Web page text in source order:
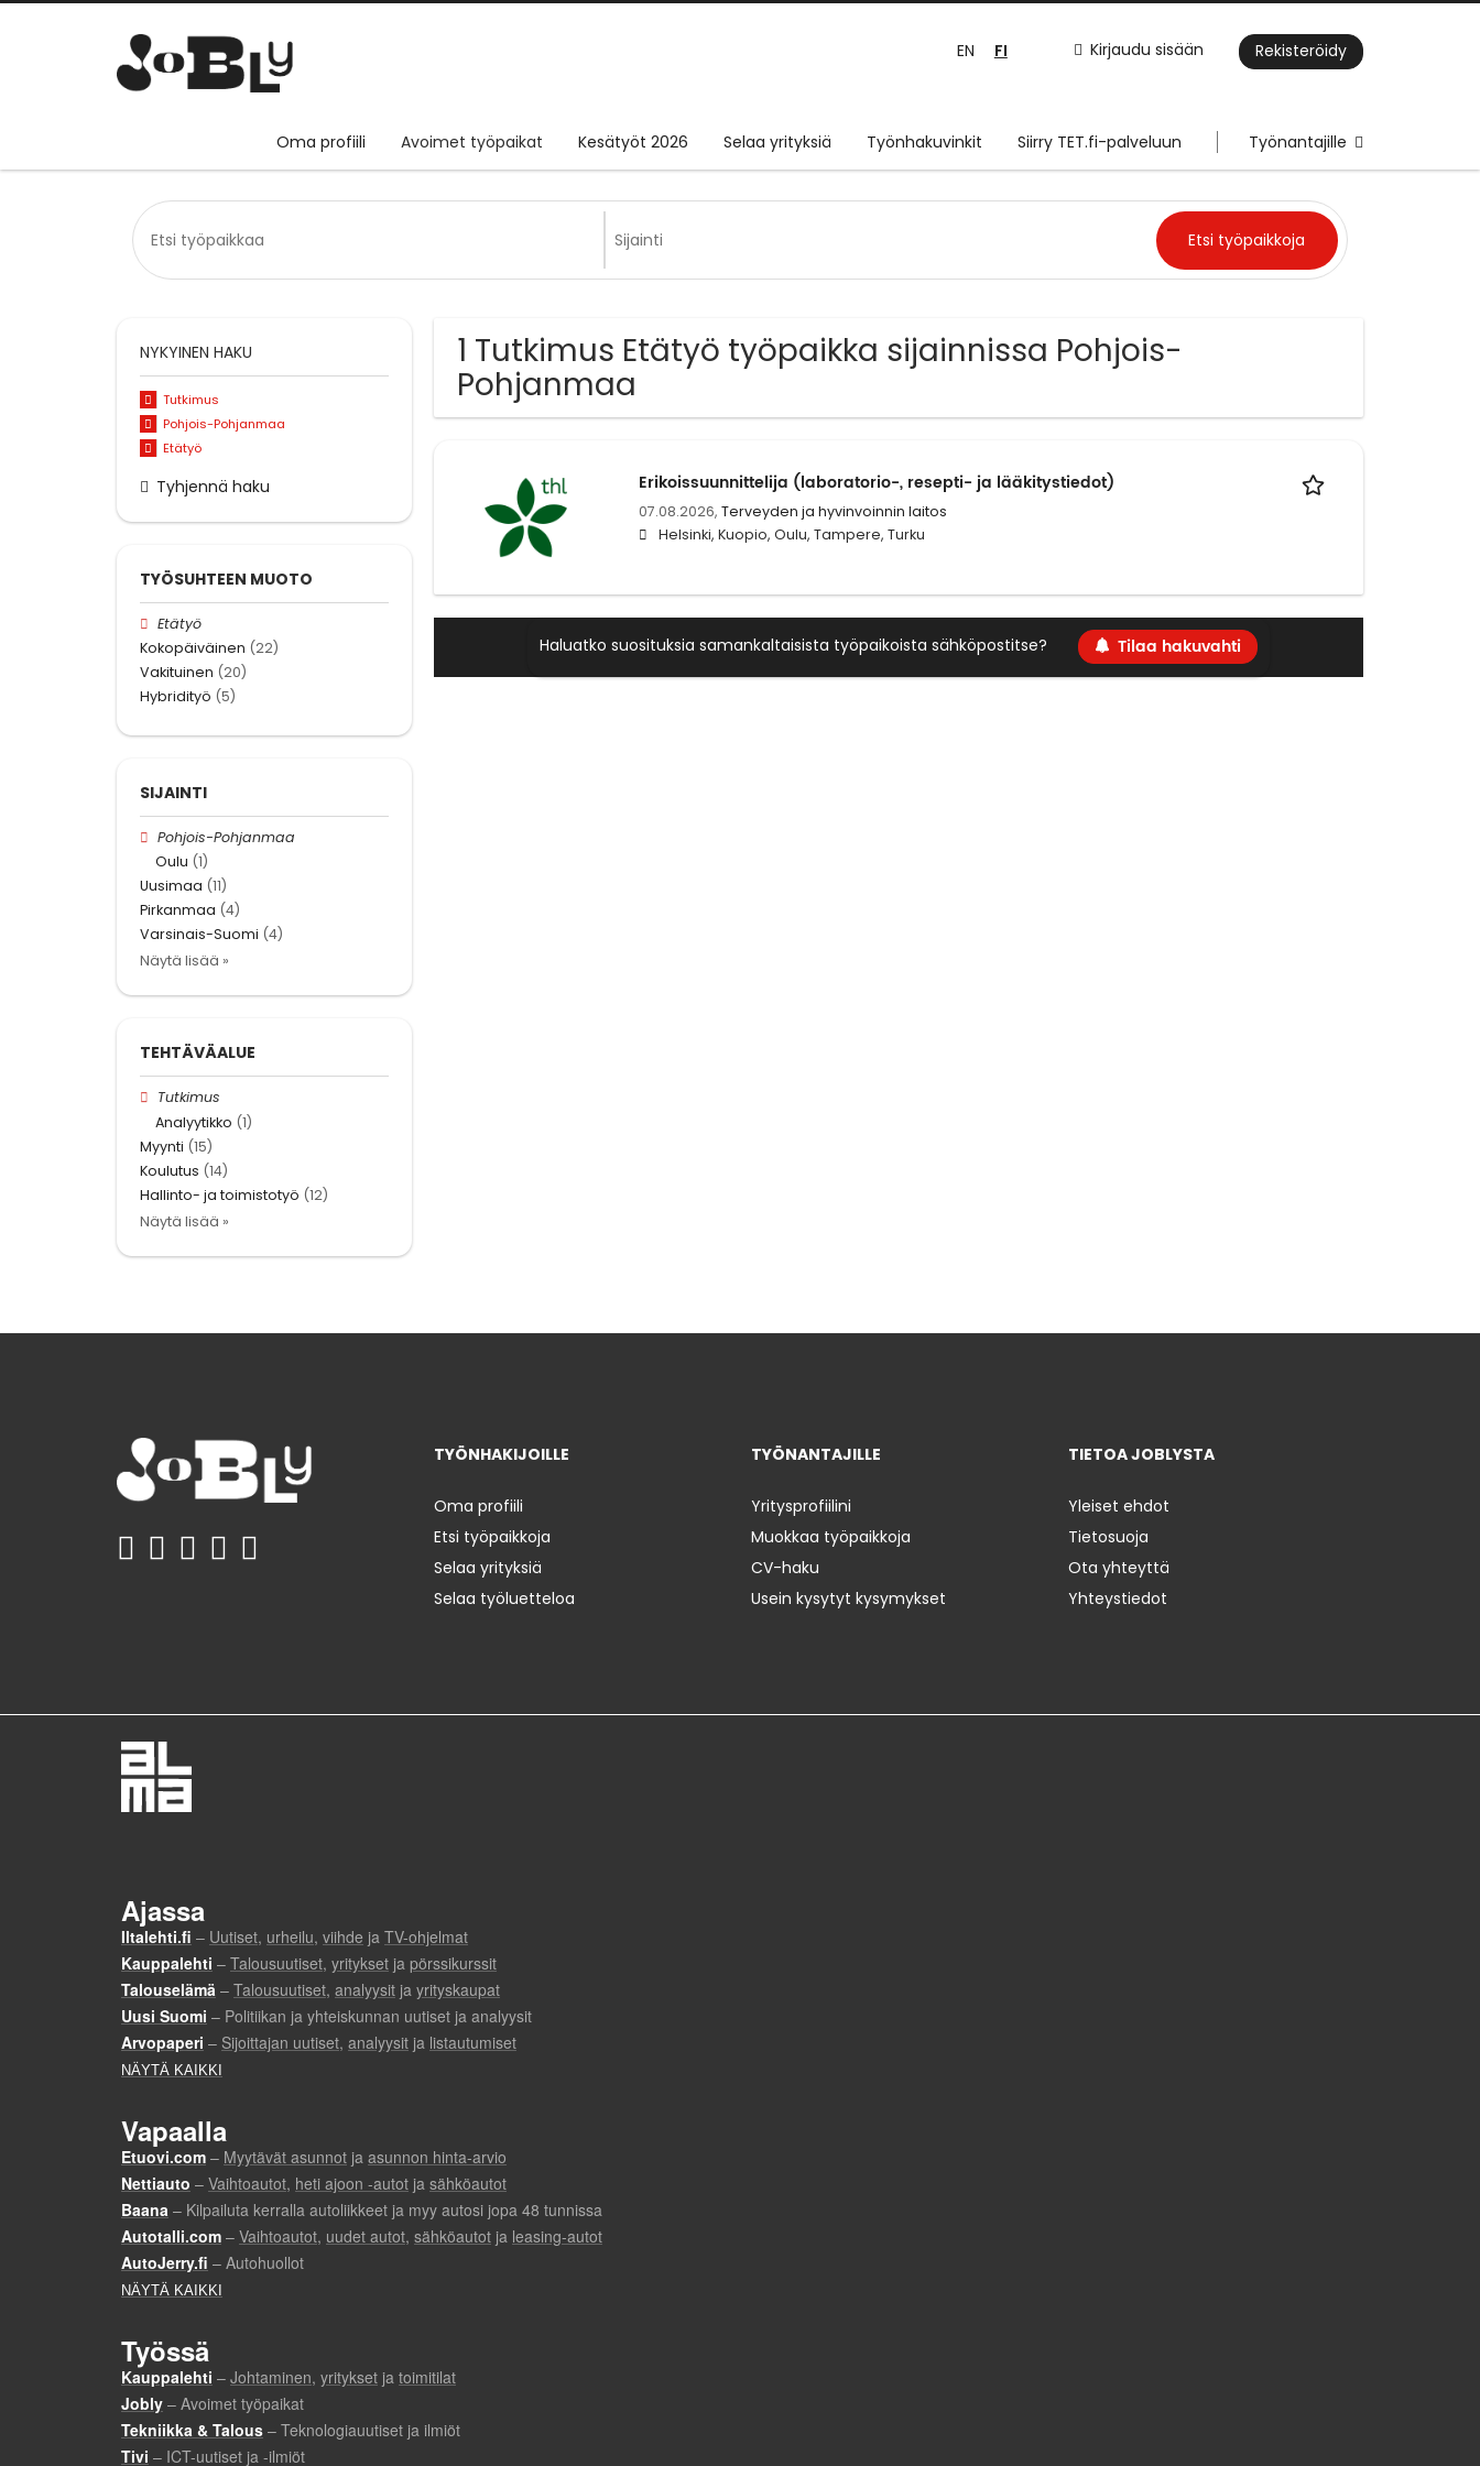
Kirjaudu sisään Rekisteröidy
EN FI
Oma profiili Avoimet työpaikat Kesätyöt 2026 Selaa yrityksiä Työnhakuvinkit Siirry TET.fi-palveluun Työnantajille
1 Tutkimus Etätyö työpaikka sijainnissa Pohjois-
Pohjanmaa
Erikoissuunnittelija (laboratorio-, resepti- ja lääkitystiedot)
07.08.2026, Terveyden ja hyvinvoinnin laitos
Helsinki, Kuopio, Oulu, Tampere, Turku
Haluatko suosituksia samankaltaisista työpaikoista sähköpostitse? Tilaa hakuvahti
NYKYINEN HAKU
Tutkimus
Pohjois-Pohjanmaa
Etätyö
Tyhjennä haku
TYÖSUHTEEN MUOTO
Etätyö
Kokopäiväinen (22)
Vakituinen (20)
Hybridityö (5)
SIJAINTI
Pohjois-Pohjanmaa
Oulu (1)
Uusimaa (11)
Pirkanmaa (4)
Varsinais-Suomi (4)
Näytä lisää »
TEHTÄVÄALUE
Tutkimus
Analyytikko (1)
Myynti (15)
Koulutus (14)
Hallinto- ja toimistotyö (12)
Näytä lisää »
TYÖNHAKIJOILLE
Oma profiili
Etsi työpaikkoja
Selaa yrityksiä
Selaa työluetteloa
TYÖNANTAJILLE
Yritysprofiilini
Muokkaa työpaikkoja
CV-haku
Usein kysytyt kysymykset
TIETOA JOBLYSTA
Yleiset ehdot
Tietosuoja
Ota yhteyttä
Yhteystiedot